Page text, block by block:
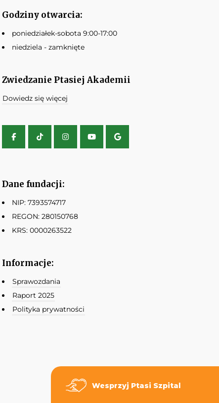
Godziny otwarcia:
poniedziałek-sobota 9:00-17:00
niedziela - zamknięte
Zwiedzanie Ptasiej Akademii
Dowiedz się więcej
Dane fundacji:
NIP: 7393574717
REGON: 280150768
KRS: 0000263522
Informacje:
Sprawozdania
Raport 2025
Polityka prywatności
Wesprzyj Ptasi Szpital